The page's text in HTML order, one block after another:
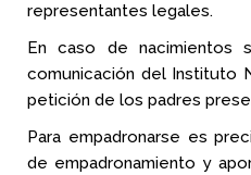
representantes legales.
En caso de nacimientos
comunicación del Instituto
petición de los padres
Para empadronarse es
de empadronamiento y